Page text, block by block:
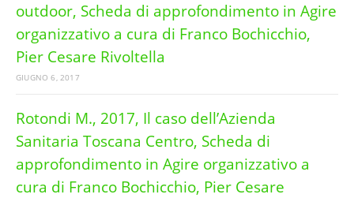
outdoor, Scheda di approfondimento in Agire
organizzativo a cura di Franco Bochicchio,
Pier Cesare Rivoltella
GIUGNO 6, 2017
Rotondi M., 2017, Il caso dell’Azienda
Sanitaria Toscana Centro, Scheda di
approfondimento in Agire organizzativo a
cura di Franco Bochicchio, Pier Cesare